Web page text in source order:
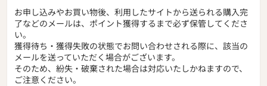
お申し込みやお買い物後、利用したサイトから送られる購入完
了などのメールは、ポイント獲得するまで必ず保管してくださ
い。
獲得待ち・獲得失敗の状態でお問い合わせされる際に、該当の
メールを送っていただく場合がございます。
そのため、紛失・破棄された場合は対応いたしかねますので、
ご注意ください。